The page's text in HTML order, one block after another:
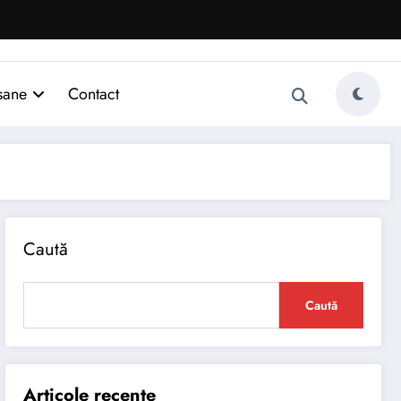
Contact
Caută
Caută
Articole recente